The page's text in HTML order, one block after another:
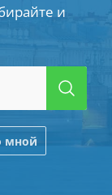
и
мной